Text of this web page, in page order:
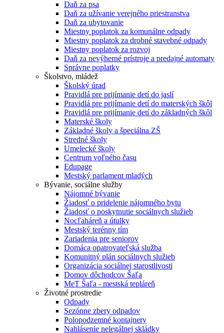
Daň za psa
Daň za užívanie verejného priestranstva
Daň za ubytovanie
Miestny poplatok za komunálne odpady
Miestny poplatok za drobné stavebné odpady
Miestny poplatok za rozvoj
Daň za nevýherné prístroje a predajné automaty
Správne poplatky
Školstvo, mládež
Školský úrad
Pravidlá pre prijímanie detí do jaslí
Pravidlá pre prijímanie detí do materských škôl
Pravidlá pre prijímanie detí do základných škôl
Materské školy
Základné školy a špeciálna ZŠ
Stredné školy
Umelecké školy
Centrum voľného času
Edupage
Mestský parlament mladých
Bývanie, sociálne služby
Nájomné bývanie
Žiadosť o pridelenie nájomného bytu
Žiadosť o poskytnutie sociálnych služieb
Nocľaháreň a útulky
Mestský terénny tím
Zariadenia pre seniorov
Domáca opatrovateľská služba
Komunitný plán sociálnych služieb
Organizácia sociálnej starostlivosti
Domov dôchodcov Šaľa
MeT Šaľa - mestská tepláreň
Životné prostredie
Odpady
Sezónne zbery odpadov
Polopodzemné kontajnery
Nahlásenie nelegálnej skládky